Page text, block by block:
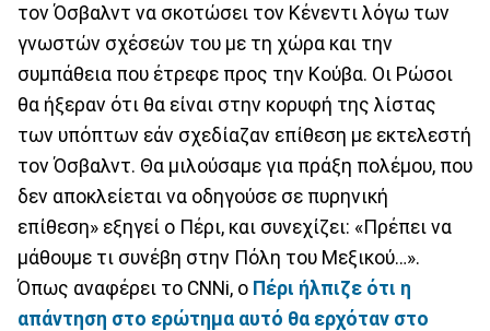
τον Όσβαλντ να σκοτώσει τον Κένεντι λόγω των
γνωστών σχέσεών του με τη χώρα και την
συμπάθεια που έτρεφε προς την Κούβα. Οι Ρώσοι
θα ήξεραν ότι θα είναι στην κορυφή της λίστας
των υπόπτων εάν σχεδίαζαν επίθεση με εκτελεστή
τον Όσβαλντ. Θα μιλούσαμε για πράξη πολέμου, που
δεν αποκλείεται να οδηγούσε σε πυρηνική
επίθεση» εξηγεί ο Πέρι, και συνεχίζει: «Πρέπει να
μάθουμε τι συνέβη στην Πόλη του Μεξικού…».
Όπως αναφέρει το CNNi, ο Πέρι ήλπιζε ότι η
απάντηση στο ερώτημα αυτό θα ερχόταν στο